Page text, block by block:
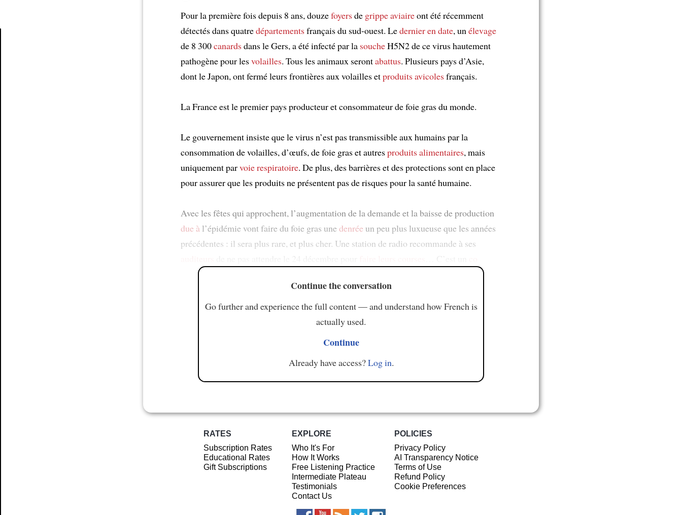
Pour la première fois depuis 8 ans, douzefoyersde grippe aviaireont été récemment
détectés dans quatredépartementsfrançais du sud-ouest. Ledernier en date, un élevage
de 8 300canardsdans le Gers, a été infecté par la soucheH5N2 de ce virus hautement
pathogène pour lesvolailles. Tous les animaux serontabattus. Plusieurs pays d’Asie,
dont le Japon, ont fermé leurs frontières aux volailles etproduits avicolesfrançais.
La France est le premier pays producteur et consommateur de foie gras du monde.
Le gouvernement insiste que le virus n’est pas transmissible aux humains par la
consommation de volailles, d’œufs, de foie gras et autresproduits alimentaires, mais
uniquement parvoie respiratoire. De plus, des barrières et des protections sont en place
pour assurer que les produits ne présentent pas de risques pour la santé humaine.
Avec les fêtes qui approchent, l’augmentation de la demande et la baisse de production
due à l’épidémie vont faire du foie gras unedenrée un peu plus luxueuse que les années
précédentes : il sera plus rare, et plus cher. Une station de radio recommande à ses
Continue the conversation
Go further and experience the full content — and understand how French is
actually used.
Continue
Already have access?Log in.
RATES
Subscription Rates
Educational Rates
Gift Subscriptions
EXPLORE
Who It's For
How It Works
Free Listening Practice
Intermediate Plateau
Testimonials
Contact Us
POLICIES
Privacy Policy
AI Transparency Notice
Terms of Use
Refund Policy
Cookie Preferences